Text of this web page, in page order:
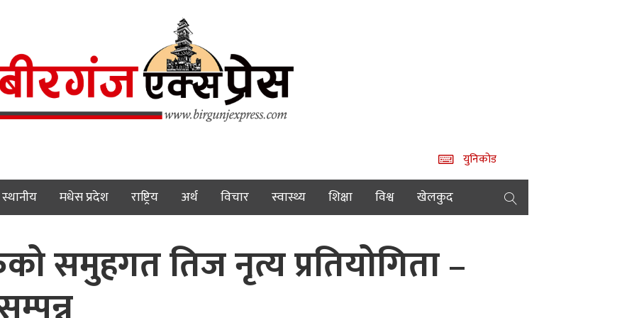
युनिकोड
स्थानीय मधेस प्रदेश राष्ट्रिय अर्थ विचार स्वास्थ्य शिक्षा विश्व खेलकुद
समुहगत तिज नृत्य प्रतियोगिता –